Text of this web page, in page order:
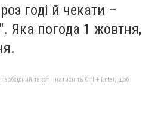
годі й чекати –
Яка погода 1 жовтня,
текст і натисніть Ctrl + Enter, щоб